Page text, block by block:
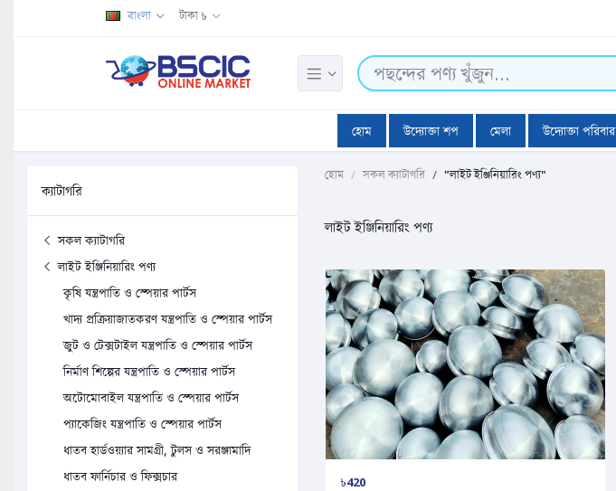
বাংলা টাকা ৳
হোম উদ্যোক্তা শপ মেলা উদ্যোক্তা পরিবার
ক্যাটাগরি
সকল ক্যাটাগরি
লাইট ইঞ্জিনিয়ারিং পণ্য
কৃষি যন্ত্রপাতি ও স্পেয়ার পার্টস
খাদ্য প্রক্রিয়াজাতকরণ যন্ত্রপাতি ও স্পেয়ার পার্টস
জুট ও টেক্সটাইল যন্ত্রপাতি ও স্পেয়ার পার্টস
নির্মাণ শিল্পের যন্ত্রপাতি ও স্পেয়ার পার্টস
অটোমোবাইল যন্ত্রপাতি ও স্পেয়ার পার্টস
প্যাকেজিং যন্ত্রপাতি ও স্পেয়ার পার্টস
ধাতব হার্ডওয়্যার সামগ্রী, টুলস ও সরঞ্জামাদি
ধাতব ফার্নিচার ও ফিক্সচার
হোম সকল ক্যাটাগরি "লাইট ইঞ্জিনিয়ারিং পণ্য"
লাইট ইঞ্জিনিয়ারিং পণ্য
৳420